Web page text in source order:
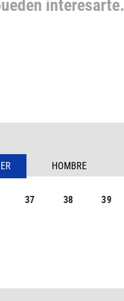
interesarte.
HOMBRE
37 38 39